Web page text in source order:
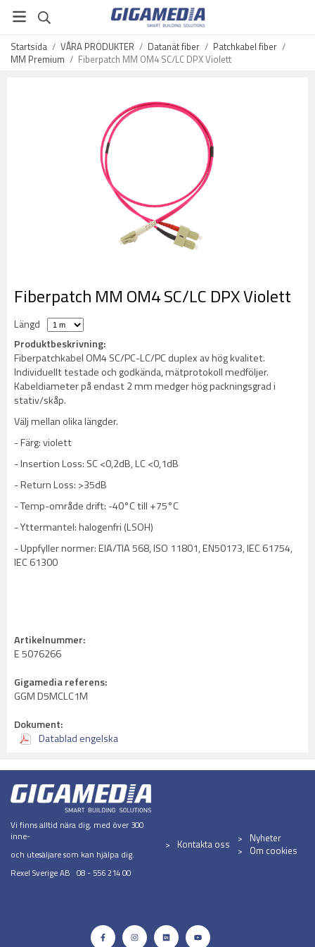
Startsida / VÅRA PRODUKTER / Datanät fiber / Patchkabel fiber /
MM Premium / Fiberpatch MM OM4 SC/LC DPX Violett
Fiberpatch MM OM4 SC/LC DPX Violett
Längd
Produktbeskrivning:
Fiberpatchkabel OM4 SC/PC-LC/PC duplex av hög kvalitet.
Individuellt testade och godkända, mätprotokoll medföljer.
Kabeldiameter på endast 2 mm medger hög packningsgrad i
stativ/skåp.
Välj mellan olika längder.
- Färg: violett
- Insertion Loss: SC <0,2dB, LC <0,1dB
- Return Loss: >35dB
- Temp-område drift: -40°C till +75°C
- Yttermantel: halogenfri (LSOH)
- Uppfyller normer: EIA/TIA 568, ISO 11801, EN50173, IEC 61754,
IEC 61300
Artikelnummer:
E 5076266
Gigamedia referens:
GGM D5MCLC1M
Dokument:
Datablad engelska
Vi finns alltid nära dig, med över 300
inne-
och utesäljare som kan hjälpa dig.
Rexel Sverige AB 08 - 556 214 00
Kontakta oss
Nyheter
Om cookies